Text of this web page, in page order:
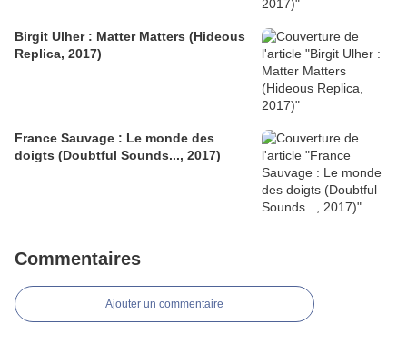
Birgit Ulher : Matter Matters (Hideous
Replica, 2017)
France Sauvage : Le monde des
doigts (Doubtful Sounds..., 2017)
Commentaires
Ajouter un commentaire